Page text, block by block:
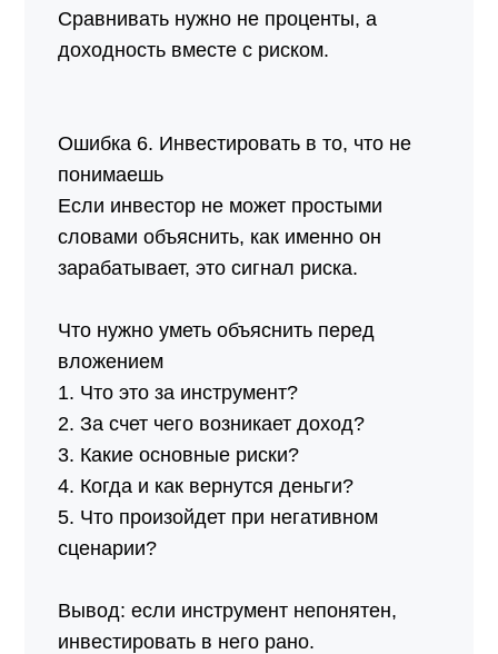
Сравнивать нужно не проценты, а
доходность вместе с риском.
Ошибка 6. Инвестировать в то, что не
понимаешь
Если инвестор не может простыми
словами объяснить, как именно он
зарабатывает, это сигнал риска.
Что нужно уметь объяснить перед
вложением
1. Что это за инструмент?
2. За счет чего возникает доход?
3. Какие основные риски?
4. Когда и как вернутся деньги?
5. Что произойдет при негативном
сценарии?
Вывод: если инструмент непонятен,
инвестировать в него рано.